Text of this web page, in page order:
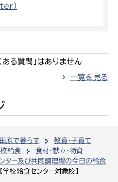
原で暮らす
教育・子育て
給食
食材・献立・物資
ター及び共同調理場の今日の給食
学校給食センター対象校】
）
ある質問」はありません
一覧を見る